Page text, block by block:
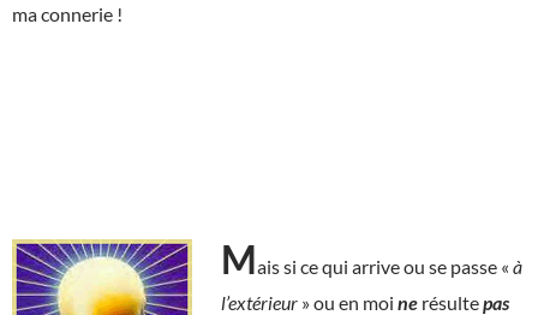
ma connerie !
Mais si ce qui arrive ou se passe « à
l’extérieur » ou en moi ne résultepas